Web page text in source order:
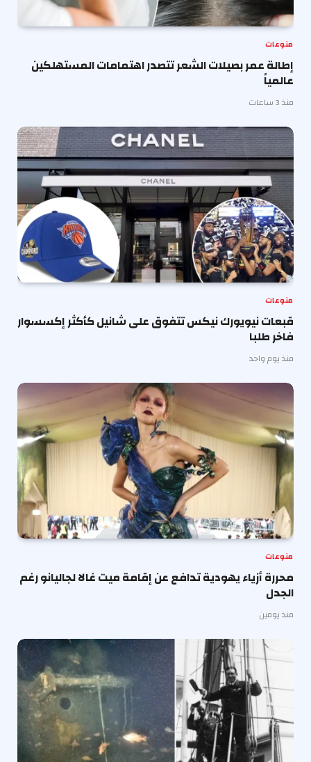
منوعات
إطالة عمر بصيلات الشعر تتصدر اهتمامات المستهلكين
عالمياً
منذ 3 ساعات
منوعات
قبعات نيويورك نيكس تتفوق على شانيل كأكثر إكسسوار
فاخر طلبا
منذ يوم واحد
منوعات
محررة أزياء يهودية تدافع عن إقامة ميت غالا لجاليانو رغم
الجدل
منذ يومين